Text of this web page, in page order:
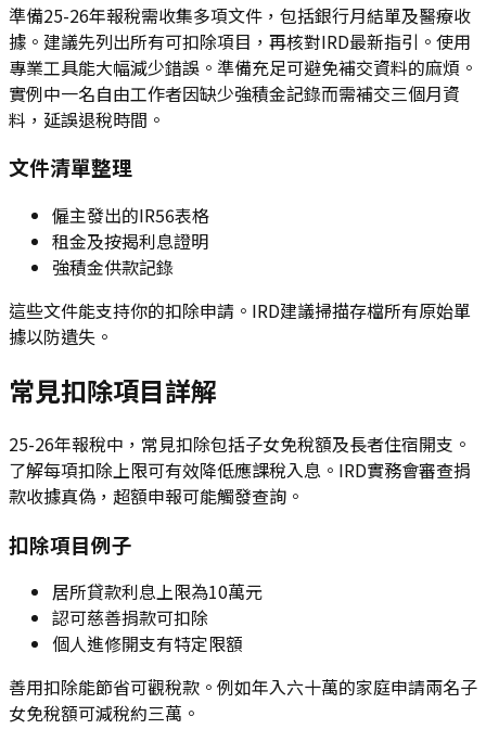
準備25-26年報稅需收集多項文件，包括銀行月結單及醫療收
據。建議先列出所有可扣除項目，再核對IRD最新指引。使用
專業工具能大幅減少錯誤。準備充足可避免補交資料的麻煩。
實例中一名自由工作者因缺少強積金記錄而需補交三個月資
料，延誤退稅時間。
文件清單整理
僱主發出的IR56表格
租金及按揭利息證明
強積金供款記錄
這些文件能支持你的扣除申請。IRD建議掃描存檔所有原始單
據以防遺失。
常見扣除項目詳解
25-26年報稅中，常見扣除包括子女免稅額及長者住宿開支。
了解每項扣除上限可有效降低應課稅入息。IRD實務會審查捐
款收據真偽，超額申報可能觸發查詢。
扣除項目例子
居所貸款利息上限為10萬元
認可慈善捐款可扣除
個人進修開支有特定限額
善用扣除能節省可觀稅款。例如年入六十萬的家庭申請兩名子
女免稅額可減稅約三萬。